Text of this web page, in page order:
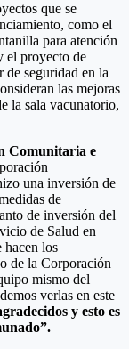
que se
como el
para atención
el proyecto de
de seguridad en la
las mejoras
la sala vacunatorio,
Comunitaria e
una inversión de
de
de inversión del
de Salud en
hacen los
de la Corporación
mismo del
verlas en este
y esto es